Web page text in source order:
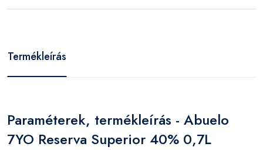
Termékleírás
Paraméterek, termékleírás - Abuelo
7YO Reserva Superior 40% 0,7L